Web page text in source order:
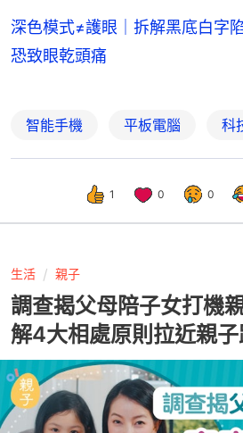
深色模式≠護眼｜拆解黑底白字
恐致眼乾頭痛
智能手機 平板電腦 科
1 0 0
生活 親子
調查揭父母陪子女打機
解4大相處原則拉近親